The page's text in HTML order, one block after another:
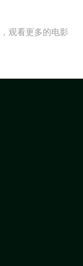
观看更多的电影